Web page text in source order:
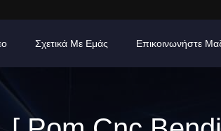
Σχετικά Με Εμάς Επικοινωνήστε